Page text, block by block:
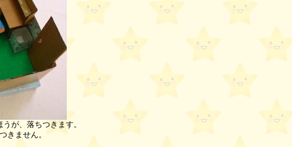
が、落ちつきます。
きません。